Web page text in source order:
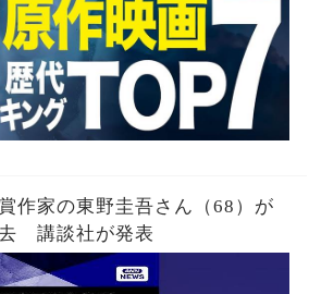
作家の東野圭吾さん（68）が
講談社が発表